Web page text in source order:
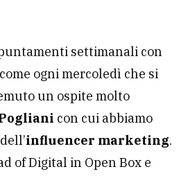
settimanali con
ogni mercoledì che si
un ospite molto
con cui abbiamo
influencer marketing.
of Digital in Open Box e